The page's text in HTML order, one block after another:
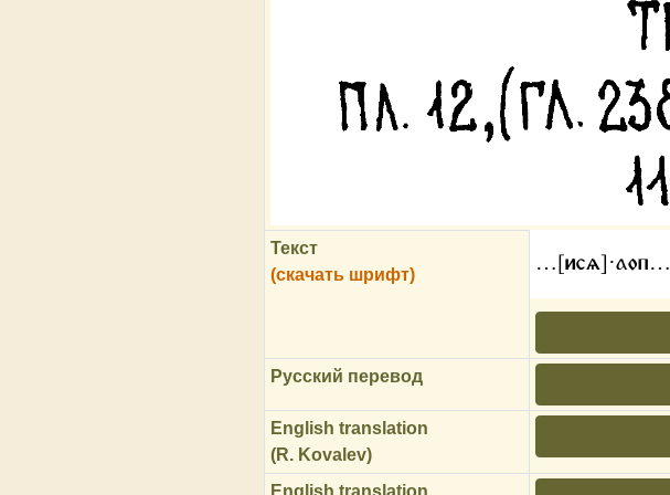
Текст
(скачать шрифт)
…[исѧ]·аоп…
Русский перевод
English translation
(R. Kovalev)
English translation